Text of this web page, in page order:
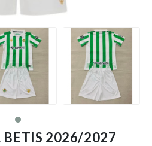
BETIS 2026/2027